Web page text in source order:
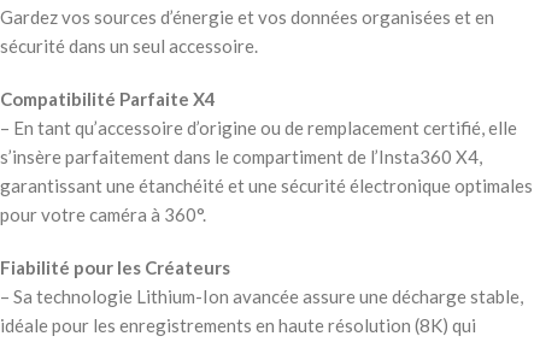
Gardez vos sources d’énergie et vos données organisées et en
sécurité dans un seul accessoire.
Compatibilité Parfaite X4
– En tant qu’accessoire d’origine ou de remplacement certifié, elle
s’insère parfaitement dans le compartiment de l’Insta360 X4,
garantissant une étanchéité et une sécurité électronique optimales
pour votre caméra à 360°.
Fiabilité pour les Créateurs
– Sa technologie Lithium-Ion avancée assure une décharge stable,
idéale pour les enregistrements en haute résolution (8K) qui